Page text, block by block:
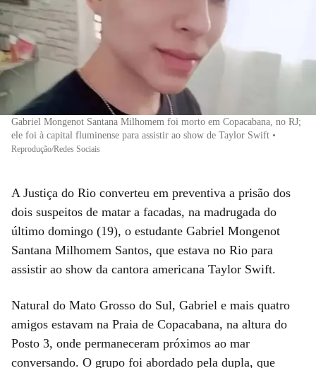
Gabriel Mongenot Santana Milhomem foi morto em Copacabana, no RJ;
ele foi à capital fluminense para assistir ao show de Taylor Swift •
Reprodução/Redes Sociais
A Justiça do Rio converteu em preventiva a prisão dos
dois suspeitos de matar a facadas, na madrugada do
último domingo (19), o estudante Gabriel Mongenot
Santana Milhomem Santos, que estava no Rio para
assistir ao show da cantora americana Taylor Swift.
Natural do Mato Grosso do Sul, Gabriel e mais quatro
amigos estavam na Praia de Copacabana, na altura do
Posto 3, onde permaneceram próximos ao mar
conversando. O grupo foi abordado pela dupla, que